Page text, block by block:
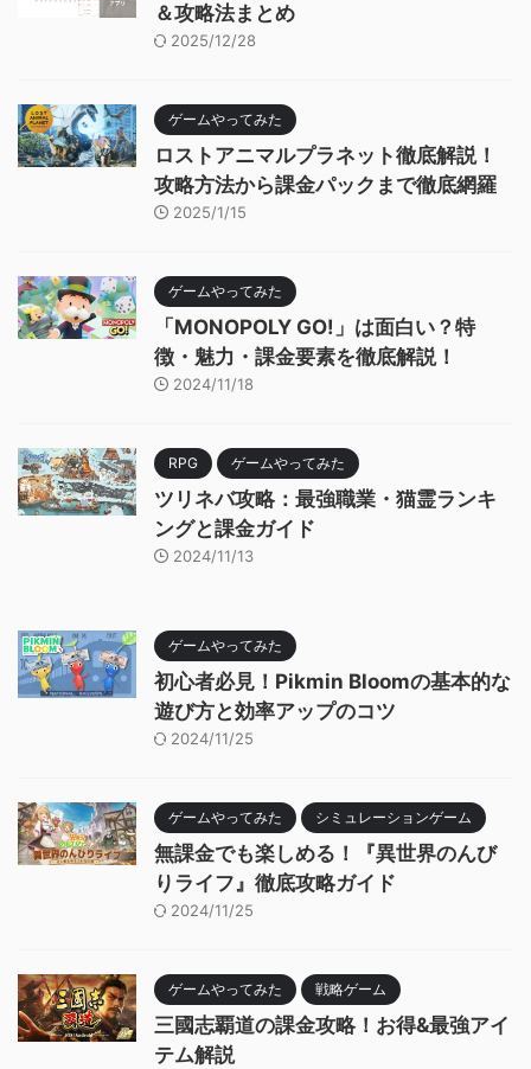
＆攻略法まとめ
2025/12/28
ゲームやってみた
ロストアニマルプラネット徹底解説！
攻略方法から課金パックまで徹底網羅
2025/1/15
ゲームやってみた
「MONOPOLY GO!」は面白い？特
徴・魅力・課金要素を徹底解説！
2024/11/18
RPG ゲームやってみた
ツリネバ攻略：最強職業・猫霊ランキ
ングと課金ガイド
2024/11/13
ゲームやってみた
初心者必見！Pikmin Bloomの基本的な
遊び方と効率アップのコツ
2024/11/25
ゲームやってみた シミュレーションゲーム
無課金でも楽しめる！『異世界のんび
りライフ』徹底攻略ガイド
2024/11/25
ゲームやってみた 戦略ゲーム
三國志覇道の課金攻略！お得&最強アイ
テム解説